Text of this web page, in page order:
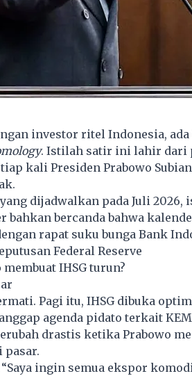
investor ritel Indonesia,
. Istilah satir ini lahir dari
kali Presiden Prabowo
dijadwalkan pada Juli 2026,
bahkan bercanda bahwa
rapat suku bunga Bank
Federal Reserve
IHSG turun?
Pagi itu, IHSG dibuka
agenda pidato terkait
drastis ketika Prabowo
ingin semua ekspor